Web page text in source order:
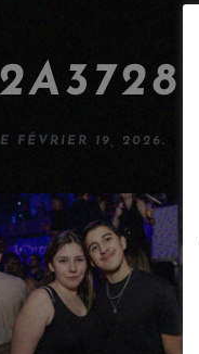
FÉVRIER 19, 2026.